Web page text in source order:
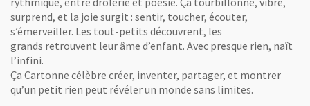
surprend, et la joie surgit : sentir, toucher, écouter,
s’émerveiller. Les tout-petits découvrent, les
grands retrouvent leur âme d’enfant. Avec presque rien, naît
l’infini.
Ça Cartonne célèbre créer, inventer, partager, et montrer
qu’un petit rien peut révéler un monde sans limites.